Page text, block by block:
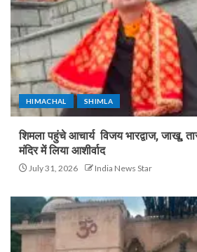
HIMACHAL SHIMLA
शिमला पहुंचे आचार्य विजय भारद्वाज, जाखू,
मंदिर में लिया आशीर्वाद
July 31, 2026 India News Star